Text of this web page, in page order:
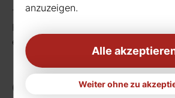
Telefon:0231 656677
Fax: 0231 656990
eMail:
Getränke
anzuzeigen.
Alle
Weiter ohne zu